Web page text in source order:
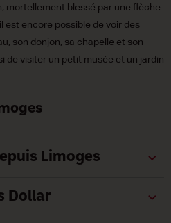
mortellement blessé par une flèche
est encore possible de voir des
son donjon, sa chapelle et son
de visiter un petit musée et un jardin
Limoges
Dollar